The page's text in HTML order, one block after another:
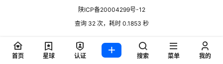
陕ICP备20004299号-12
查询 32 次，耗时 0.1853 秒
首页 星球 认证 搜索 菜单 我的